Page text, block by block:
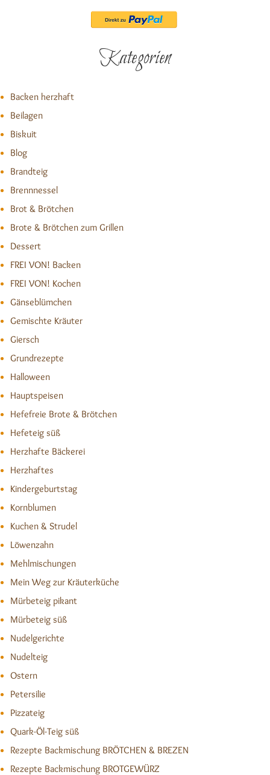
Kategorien
Backen herzhaft
Beilagen
Biskuit
Blog
Brandteig
Brennnessel
Brot & Brötchen
Brote & Brötchen zum Grillen
Dessert
FREI VON! Backen
FREI VON! Kochen
Gänseblümchen
Gemischte Kräuter
Giersch
Grundrezepte
Halloween
Hauptspeisen
Hefefreie Brote & Brötchen
Hefeteig süß
Herzhafte Bäckerei
Herzhaftes
Kindergeburtstag
Kornblumen
Kuchen & Strudel
Löwenzahn
Mehlmischungen
Mein Weg zur Kräuterküche
Mürbeteig pikant
Mürbeteig süß
Nudelgerichte
Nudelteig
Ostern
Petersilie
Pizzateig
Quark-Öl-Teig süß
Rezepte Backmischung BRÖTCHEN & BREZEN
Rezepte Backmischung BROTGEWÜRZ